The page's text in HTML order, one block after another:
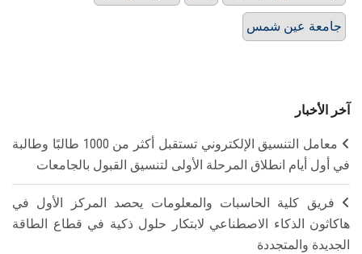
جامعة عين شمس
آخر الأخبار
معامل التنسيق الإلكتروني تستقبل أكثر من 1000 طالبًا وطالبة
في أول أيام انطلاق المرحلة الأولى لتنسيق القبول بالجامعات
فريق كلية الحاسبات والمعلومات يحصد المركز الأول في
هاكاثون الذكاء الاصطناعي لابتكار حلول ذكية في قطاع الطاقة
الجديدة والمتجددة